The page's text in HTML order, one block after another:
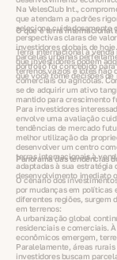
Na VelesClub Int.,
que atendam a padrões
seleciona cuidadosamente
perspectivas claras de
investidores globais de
parcelas urbanas
portfólio foi concebido para
que você tome decisões
O que é terra internacional
Terra internacional à
que investidores podem
terrenos vazios e lotes não
comerciais ou agrícolas.
se de adquirir um ativo
mantido para crescimento
Para investidores
envolve uma avaliação
tendências de mercado
melhor utilização da
desenvolver um centro
terras internacionais à
adaptadas à sua
desenvolvimento imediato
Panorama das tendências
O cenário dos
por mudanças em políticas
diferentes regiões, surgem
em terrenos:
A urbanização global
residenciais e comerciais.
econômicos emergem,
Paralelamente, áreas
investidores buscam